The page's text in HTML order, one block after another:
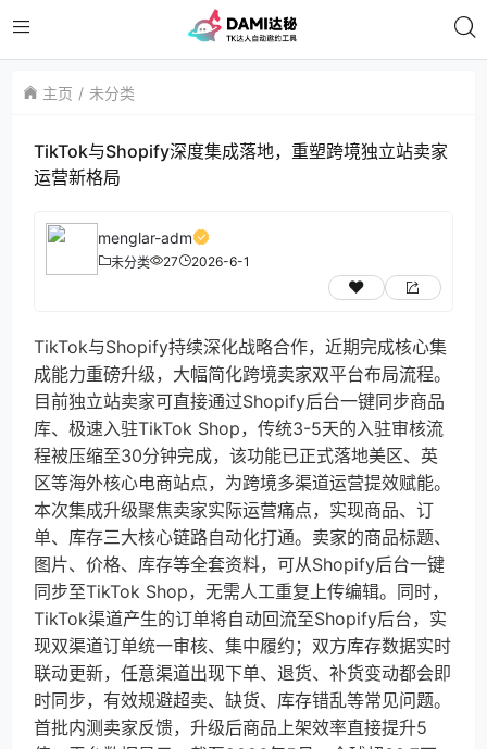
主页 未分类
TikTok与Shopify深度集成落地，重塑跨境独立站卖家
运营新格局
menglar-adm
未分类 27 2026-6-1
TikTok与Shopify持续深化战略合作，近期完成核心集
成能力重磅升级，大幅简化跨境卖家双平台布局流程。
目前独立站卖家可直接通过Shopify后台一键同步商品
库、极速入驻TikTok Shop，传统3-5天的入驻审核流
程被压缩至30分钟完成，该功能已正式落地美区、英
区等海外核心电商站点，为跨境多渠道运营提效赋能。
本次集成升级聚焦卖家实际运营痛点，实现商品、订
单、库存三大核心链路自动化打通。卖家的商品标题、
图片、价格、库存等全套资料，可从Shopify后台一键
同步至TikTok Shop，无需人工重复上传编辑。同时，
TikTok渠道产生的订单将自动回流至Shopify后台，实
现双渠道订单统一审核、集中履约；双方库存数据实时
联动更新，任意渠道出现下单、退货、补货变动都会即
时同步，有效规避超卖、缺货、库存错乱等常见问题。
首批内测卖家反馈，升级后商品上架效率直接提升5